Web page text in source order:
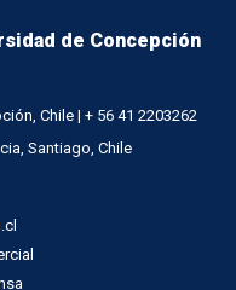
de Concepción
Chile | + 56 41 2203262
Santiago, Chile